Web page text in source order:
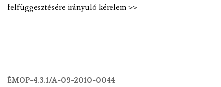
felfüggesztésére irányuló kérelem >>
ÉMOP-4.3.1/A-09-2010-0044